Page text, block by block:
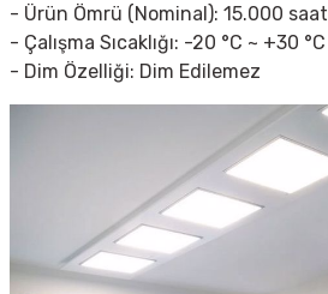
- Ürün Ömrü (Nominal): 15.000 saat
- Çalışma Sıcaklığı: -20 °C ~ +30 °C
- Dim Özelliği: Dim Edilemez